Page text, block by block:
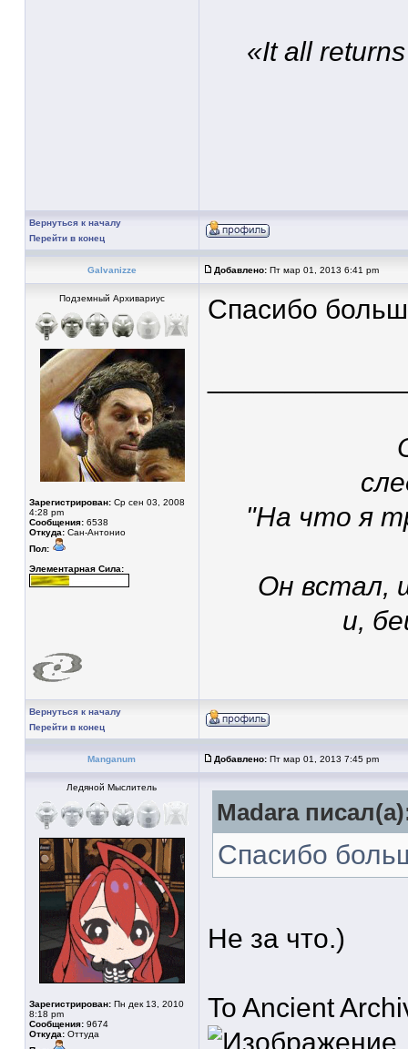
«It all
Вернуться к началу
Перейти в конец
Galvanizze Добавлено: Пт мар 01, 2013 6:41 pm
Подземный Архивариус
Зарегистрирован: Ср сен 03, 2008
4:28 pm
Сообщения: 6538
Откуда: Сан-Антонио
Пол:
Элементарная Сила:
Спасибо
"На что я
Он встал,
и,
Вернуться к началу
Перейти в конец
Manganum Добавлено: Пт мар 01, 2013 7:45 pm
Ледяной Мыслитель
Зарегистрирован: Пн дек 13, 2010
8:18 pm
Сообщения: 9674
Откуда: Оттуда
Madara
Спасибо
Не за что.)
To Ancient